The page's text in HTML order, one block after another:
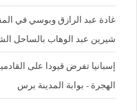
غادة عبد الرازق وبوسي في
شيرين عبد الوهاب بالساحل
إسبانيا تفرض قيودا على
الهجرة - بوابة المدينة برس